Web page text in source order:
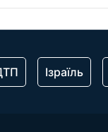
Ізраїль